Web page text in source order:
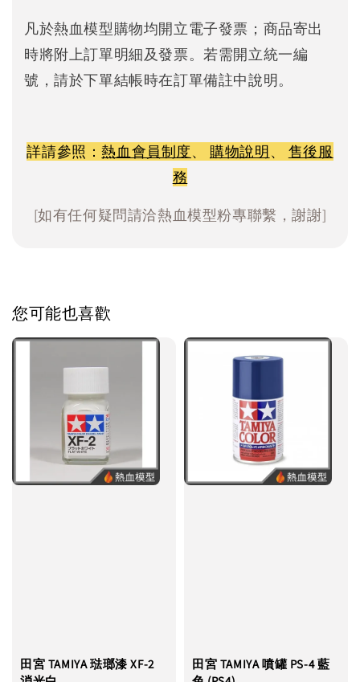
凡於熱血模型購物均開立電子發票；商品寄出
時將附上訂單明細及發票。若需開立統一編
號，請於下單結帳時在訂單備註中說明。
詳請參照：熱血會員制度、 購物說明、 售後服
務
[如有任何疑問請洽熱血模型粉專聯繫，謝謝]
您可能也喜歡
田宮 TAMIYA 琺瑯漆 XF-2
田宮 TAMIYA 噴罐 PS-4 藍